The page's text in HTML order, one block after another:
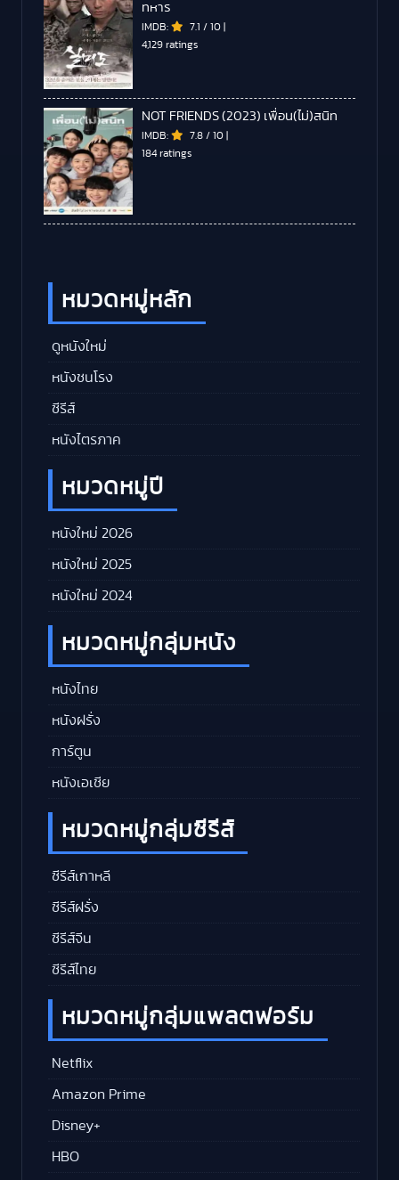
ทหาร
IMDB: 7.1 / 10
4,129 ratings
NOT FRIENDS (2023) เพื่อน(ไม่)สนิท
IMDB: 7.8 / 10
184 ratings
หมวดหมู่หลัก
ดูหนังใหม่
หนังชนโรง
ซีรีส์
หนังไตรภาค
หมวดหมู่ปี
หนังใหม่ 2026
หนังใหม่ 2025
หนังใหม่ 2024
หมวดหมู่กลุ่มหนัง
หนังไทย
หนังฝรั่ง
การ์ตูน
หนังเอเชีย
หมวดหมู่กลุ่มซีรีส์
ซีรีส์เกาหลี
ซีรีส์ฝรั่ง
ซีรีส์จีน
ซีรีส์ไทย
หมวดหมู่กลุ่มแพลตฟอร์ม
Netflix
Amazon Prime
Disney+
HBO